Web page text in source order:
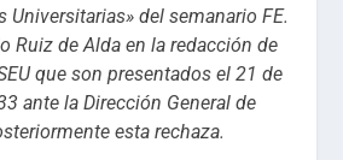
Universitarias» del semanario FE.
Ruiz de Alda en la redacción de
que son presentados el 21 de
ante la Dirección General de
esta rechaza.